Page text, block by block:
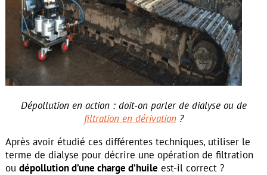
Dépollution en action : doit-on parler de dialyse ou de
filtration en dérivation?
Après avoir étudié ces différentes techniques, utiliser le
terme de dialyse pour décrire une opération de filtration
ou dépollution d’une charge d’huile est-il correct ?